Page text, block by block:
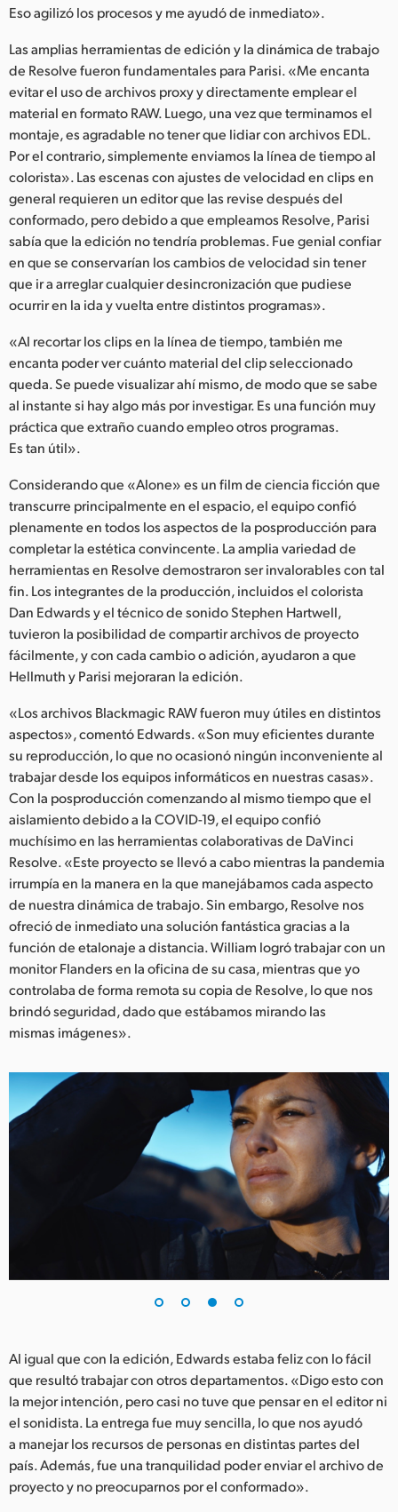
Eso agilizó los procesos y me ayudó de inmediato».
Las amplias herramientas de edición y la dinámica de trabajo
de Resolve fueron fundamentales para Parisi. «Me encanta
evitar el uso de archivos proxy y directamente emplear el
material en formato RAW. Luego, una vez que terminamos el
montaje, es agradable no tener que lidiar con archivos EDL.
Por el contrario, simplemente enviamos la línea de tiempo al
colorista». Las escenas con ajustes de velocidad en clips en
general requieren un editor que las revise después del
conformado, pero debido a que empleamos Resolve, Parisi
sabía que la edición no tendría problemas. Fue genial confiar
en que se conservarían los cambios de velocidad sin tener
que ir a arreglar cualquier desincronización que pudiese
ocurrir en la ida y vuelta entre distintos programas».
«Al recortar los clips en la línea de tiempo, también me
encanta poder ver cuánto material del clip seleccionado
queda. Se puede visualizar ahí mismo, de modo que se sabe
al instante si hay algo más por investigar. Es una función muy
práctica que extraño cuando empleo otros programas.
Es tan útil».
Considerando que «Alone» es un film de ciencia ficción que
transcurre principalmente en el espacio, el equipo confió
plenamente en todos los aspectos de la posproducción para
completar la estética convincente. La amplia variedad de
herramientas en Resolve demostraron ser invalorables con tal
fin. Los integrantes de la producción, incluidos el colorista
Dan Edwards y el técnico de sonido Stephen Hartwell,
tuvieron la posibilidad de compartir archivos de proyecto
fácilmente, y con cada cambio o adición, ayudaron a que
Hellmuth y Parisi mejoraran la edición.
«Los archivos Blackmagic RAW fueron muy útiles en distintos
aspectos», comentó Edwards. «Son muy eficientes durante
su reproducción, lo que no ocasionó ningún inconveniente al
trabajar desde los equipos informáticos en nuestras casas».
Con la posproducción comenzando al mismo tiempo que el
aislamiento debido a la COVID-19, el equipo confió
muchísimo en las herramientas colaborativas de DaVinci
Resolve. «Este proyecto se llevó a cabo mientras la pandemia
irrumpía en la manera en la que manejábamos cada aspecto
de nuestra dinámica de trabajo. Sin embargo, Resolve nos
ofreció de inmediato una solución fantástica gracias a la
función de etalonaje a distancia. William logró trabajar con un
monitor Flanders en la oficina de su casa, mientras que yo
controlaba de forma remota su copia de Resolve, lo que nos
brindó seguridad, dado que estábamos mirando las
mismas imágenes».
Al igual que con la edición, Edwards estaba feliz con lo fácil
que resultó trabajar con otros departamentos. «Digo esto con
la mejor intención, pero casi no tuve que pensar en el editor ni
el sonidista. La entrega fue muy sencilla, lo que nos ayudó
a manejar los recursos de personas en distintas partes del
país. Además, fue una tranquilidad poder enviar el archivo de
proyecto y no preocuparnos por el conformado».